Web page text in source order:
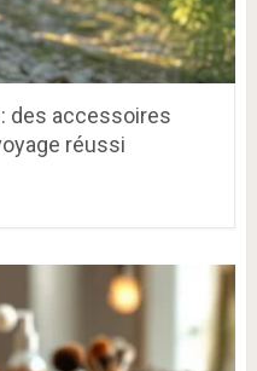
des accessoires
réussi